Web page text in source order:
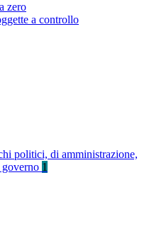
zero
a controllo
politici, di amministrazione,
1